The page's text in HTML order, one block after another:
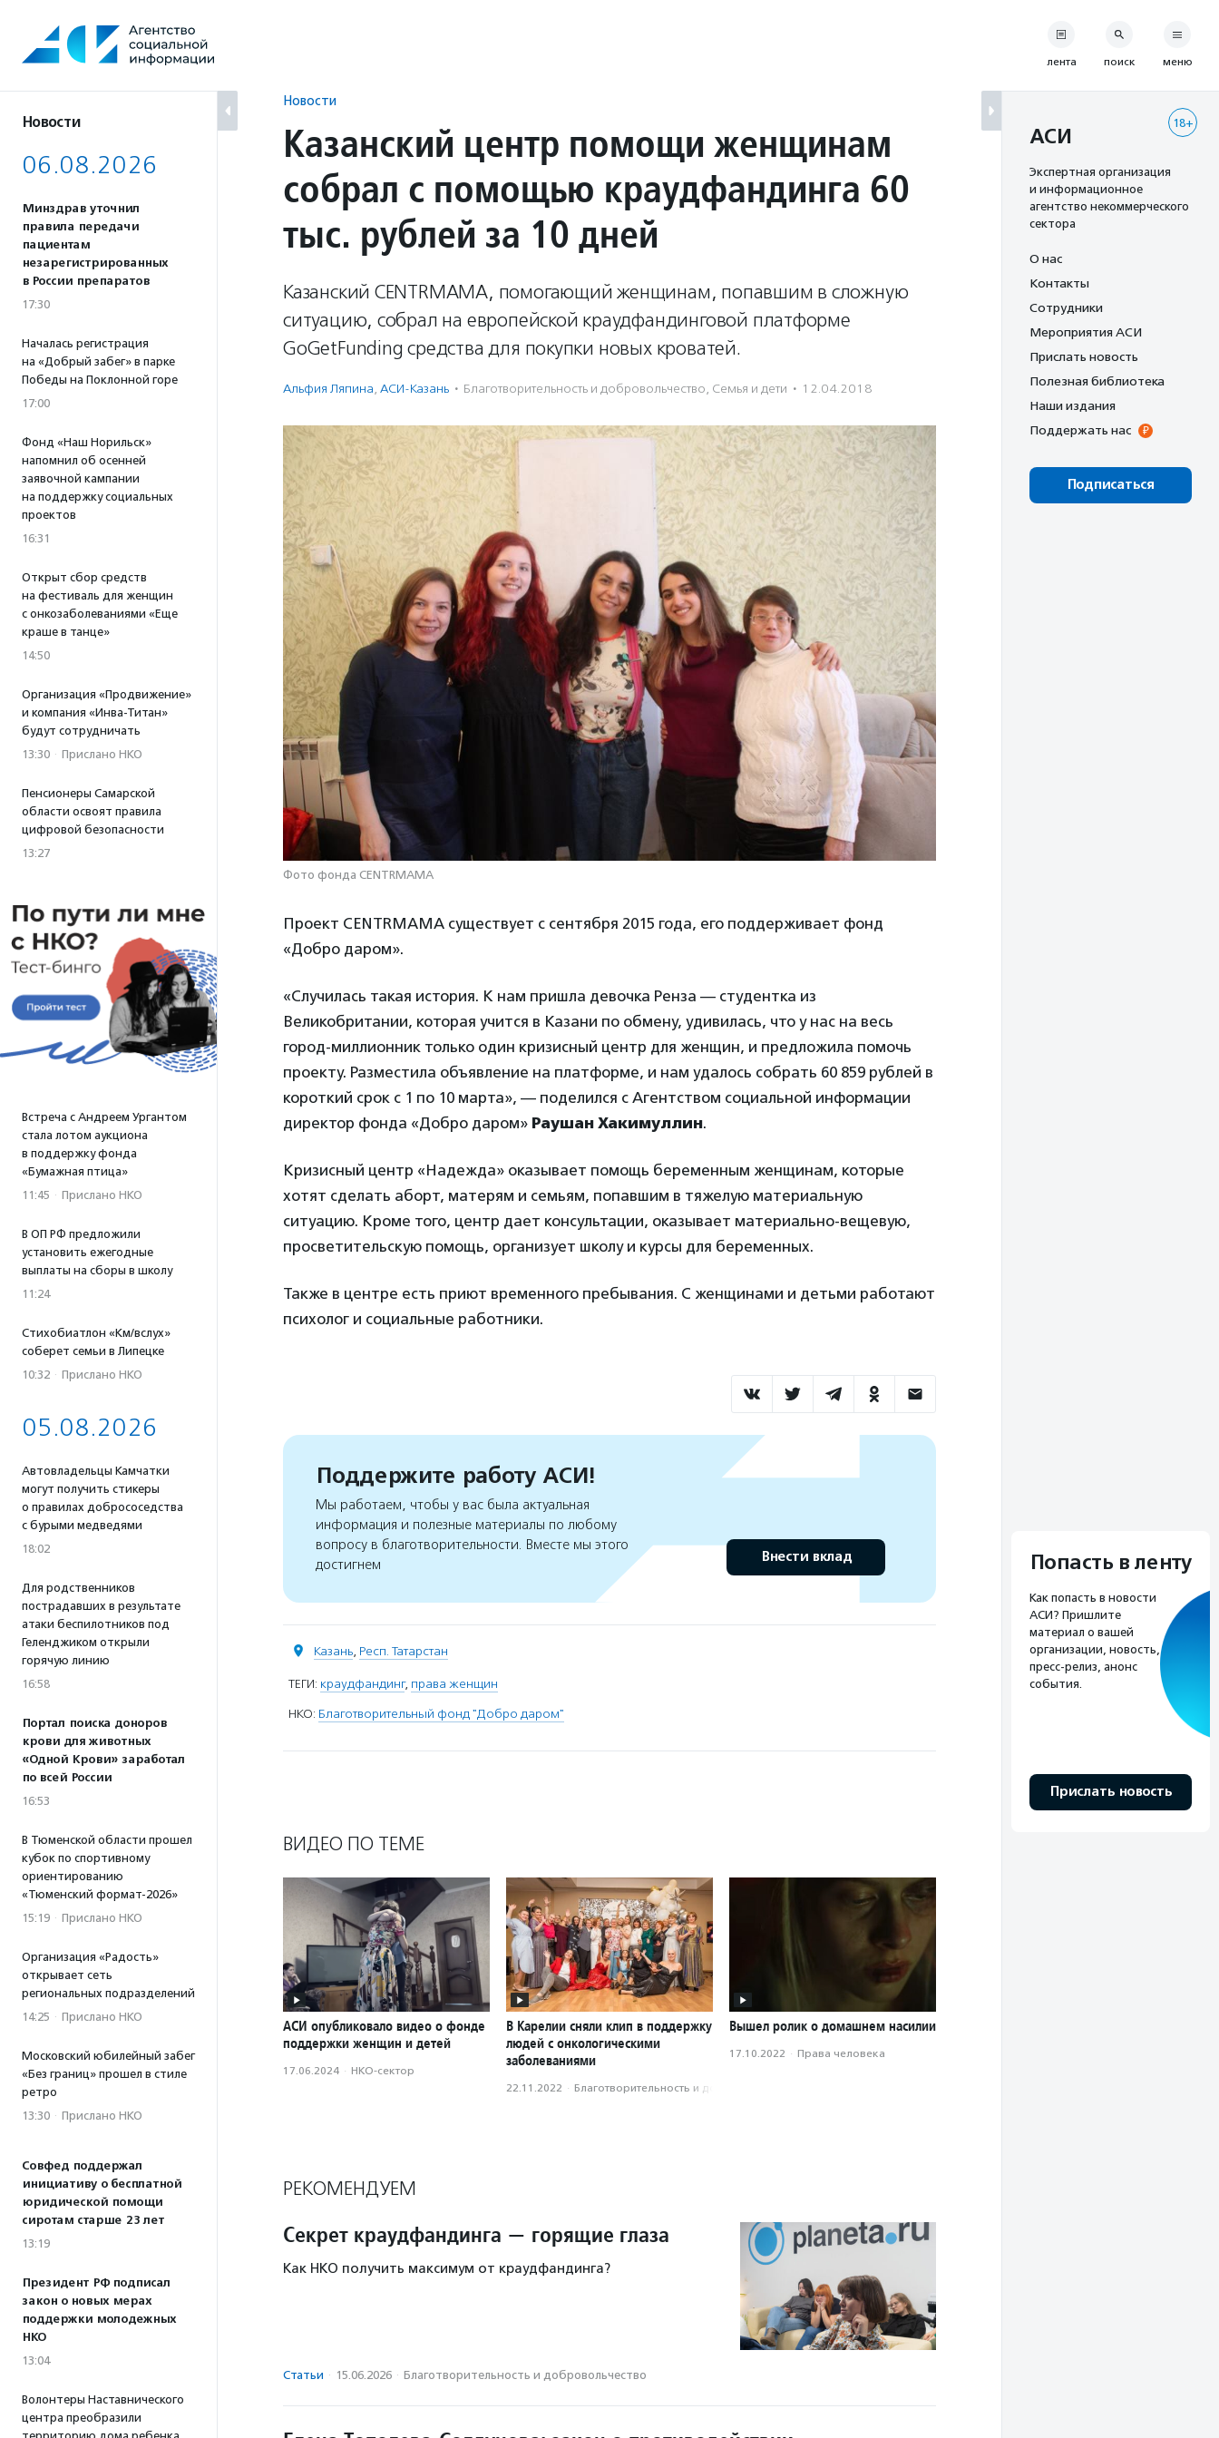
содержанию
Новости
06.08.2026
Минздрав уточнил
правила передачи
пациентам
незарегистрированных
в России препаратов
17:30
Началась регистрация
на «Добрый забег» в парке
Победы на Поклонной горе
17:00
Фонд «Наш Норильск»
напомнил об осенней
заявочной кампании
на поддержку социальных
проектов
16:31
Открыт сбор средств
на фестиваль для женщин
с онкозаболеваниями «Еще
краше в танце»
14:50
Организация «Продвижение»
и компания «Инва-Титан»
будут сотрудничать
13:30 · Прислано НКО
Пенсионеры Самарской
области освоят правила
цифровой безопасности
13:27
Встреча с Андреем Ургантом
стала лотом аукциона
в поддержку фонда
«Бумажная птица»
11:45 · Прислано НКО
В ОП РФ предложили
установить ежегодные
выплаты на сборы в школу
11:24
Стихобиатлон «Км/вслух»
соберет семьи в Липецке
10:32 · Прислано НКО
05.08.2026
Автовладельцы Камчатки
могут получить стикеры
о правилах добрососедства
с бурыми медведями
18:02
Для родственников
пострадавших в результате
атаки беспилотников под
Геленджиком открыли
горячую линию
16:58
Портал поиска доноров
крови для животных
«Одной Крови» заработал
по всей России
16:53
В Тюменской области прошел
кубок по спортивному
ориентированию
«Тюменский формат-2026»
15:19 · Прислано НКО
Организация «Радость»
открывает сеть
региональных подразделений
14:25 · Прислано НКО
Московский юбилейный забег
«Без границ» прошел в стиле
ретро
13:30 · Прислано НКО
Совфед поддержал
инициативу о бесплатной
юридической помощи
сиротам старше 23 лет
13:19
Президент РФ подписал
закон о новых мерах
поддержки молодежных
НКО
13:04
Волонтеры Наставнического
центра преобразили
Новости
Казанский центр помощи женщинам
собрал с помощью краудфандинга 60
тыс. рублей за 10 дней
Казанский CENTRMAMA, помогающий женщинам, попавшим в сложную
ситуацию, собрал на европейской краудфандинговой платформе
GoGetFunding средства для покупки новых кроватей.
Альфия Ляпина, АСИ-Казань · Благотвори­тель­ность и доброволь­чест­во, Семья и дети · 12.04.2018
Фото фонда CENTRMAMA
Проект CENTRMAMA существует с сентября 2015 года, его поддерживает фонд
«Добро даром».
«Случилась такая история. К нам пришла девочка Ренза — студентка из
Великобритании, которая учится в Казани по обмену, удивилась, что у нас на весь
город-миллионник только один кризисный центр для женщин, и предложила помочь
проекту. Разместила объявление на платформе, и нам удалось собрать 60 859 рублей в
короткий срок с 1 по 10 марта», — поделился с Агентством социальной информации
директор фонда «Добро даром» Раушан Хакимуллин.
Кризисный центр «Надежда» оказывает помощь беременным женщинам, которые
хотят сделать аборт, матерям и семьям, попавшим в тяжелую материальную
ситуацию. Кроме того, центр дает консультации, оказывает материально-вещевую,
просветительскую помощь, организует школу и курсы для беременных.
Также в центре есть приют временного пребывания. С женщинами и детьми работают
психолог и социальные работники.
Поддержите работу АСИ!
Мы работаем, чтобы у вас была актуальная
информация и полезные материалы по любому
вопросу в благотворительности. Вместе мы этого
достигнем
Внести вклад
Казань, Респ. Татарстан
ТЕГИ: краудфандинг, права женщин
НКО: Благотворительный фонд "Добро даром"
ВИДЕО ПО ТЕМЕ
АСИ опубликовало видео о фонде
поддержки женщин и детей
17.06.2024 · НКО-сектор
В Карелии сняли клип в поддержку
людей с онкологическими
заболеваниями
22.11.2022 · Благотвори­тель­ность и доброволь­чест­во
Вышел ролик о домашнем насилии
17.10.2022 · Права человека
РЕКОМЕНДУЕМ
Секрет краудфандинга — горящие глаза
Как НКО получить максимум от краудфандинга?
Статьи · 15.06.2026 · Благотвори­тель­ность и доброволь­чест­во
лента поиск меню
18+
АСИ
Экспертная организация
и информационное
агентство некоммерческого
сектора
О нас
Контакты
Сотрудники
Мероприятия АСИ
Прислать новость
Полезная библиотека
Наши издания
Поддержать нас
Подписаться
Попасть в ленту
Как попасть в новости
АСИ? Пришлите
материал о вашей
организации, новость,
пресс-релиз, анонс
события.
Прислать новость